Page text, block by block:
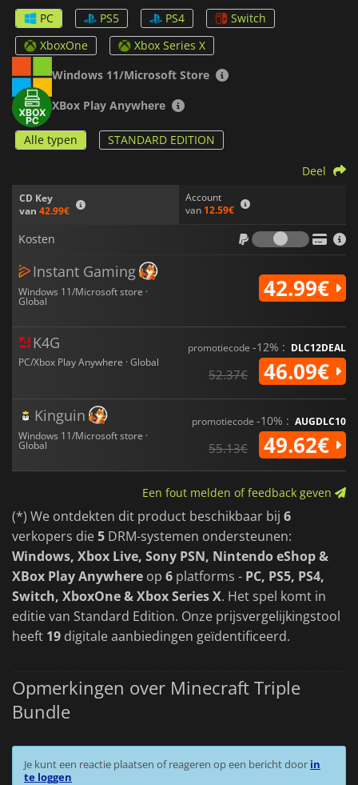
Laat je verbeelding de vrije loop en begin vandaag nog aan
epische avonturen!
PC PS5 PS4
Switch
XboxOne
Xbox Series X
Windows 11/Microsoft Store
XBox Play Anywhere
Alle typen STANDARD EDITION
CD Key
van 42.99€
Account
van 12.59€
Deel
Kosten
Kosten
Instant Gaming
Windows 11/Microsoft store ·
Global 42.99€
K4G
PC/Xbox Play Anywhere · Global
promotiecode -12% : DLC12DEAL
52.37€ 46.09€
Kinguin
Windows 11/Microsoft store ·
Global
promotiecode -10% : AUGDLC10
55.13€ 49.62€
Een fout melden of feedback geven
(*) We ontdekten dit product beschikbaar bij 6
verkopers die5 DRM-systemen ondersteunen:
Windows, Xbox Live, Sony PSN, Nintendo eShop &
XBox Play Anywhere op 6 platforms - PC, PS5, PS4,
Switch, XboxOne & Xbox Series X. Het spel komt in
editie van Standard Edition. Onze prijsvergelijkingstool
heeft 19 digitale aanbiedingen geïdentificeerd.
Opmerkingen over Minecraft Triple
Bundle
Je kunt een reactie plaatsen of reageren op een bericht door in
te loggen